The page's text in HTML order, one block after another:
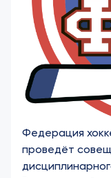
Федерация
проведёт